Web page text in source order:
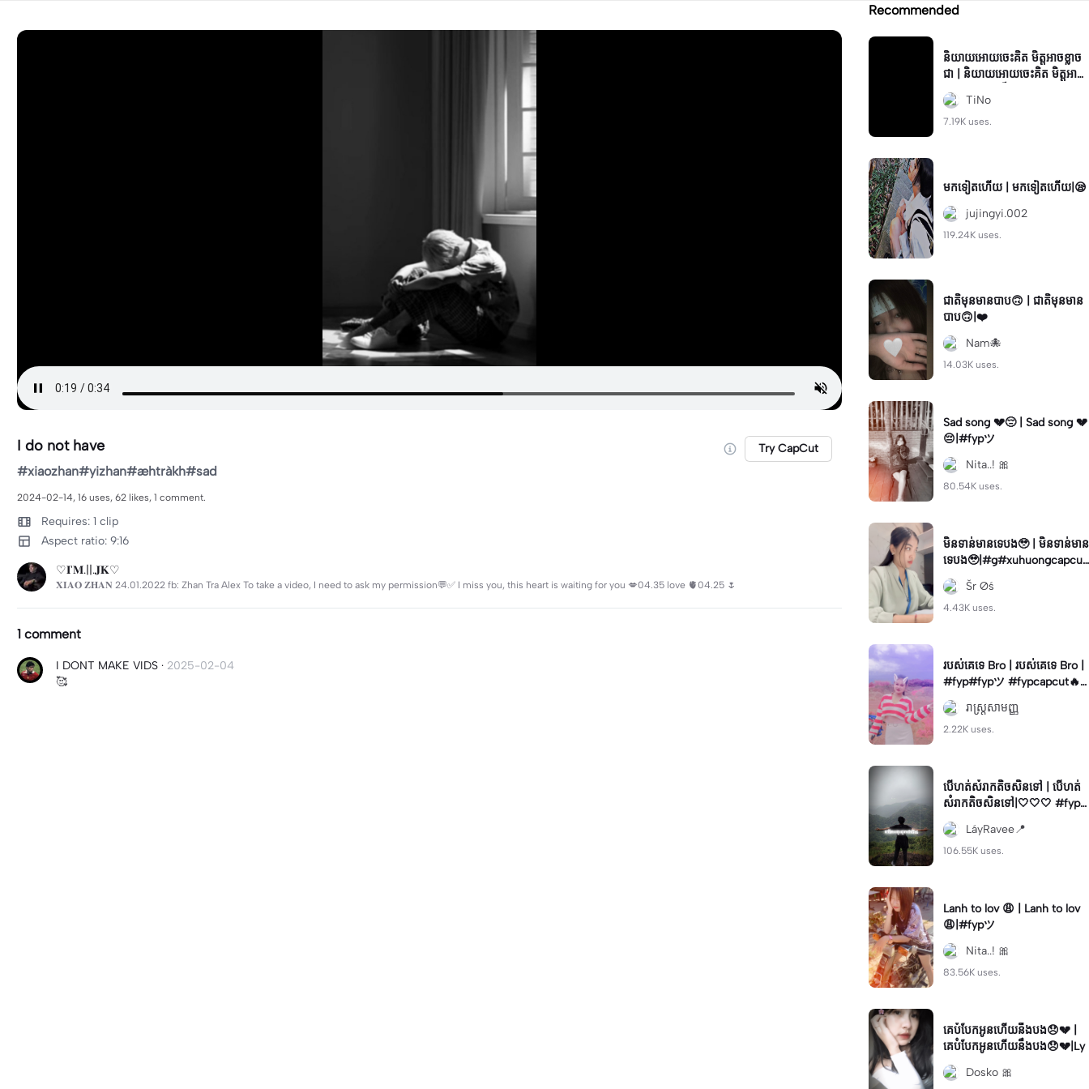
I do not have Try CapCut
#xiaozhan#yizhan#æhtràkh#sad
2024-02-14, 16 uses, 62 likes, 1 comment.
Requires: 1 clip
Aspect ratio: 9:16
♡︎𝐈'𝐌.||.𝐉𝐊♡︎
𝐗𝐈𝐀𝐎 𝐙𝐇𝐀𝐍 24.01.2022 fb: Zhan Tra Alex To take a video, I need to ask my permission💬✅ I miss you, this heart is waiting for you 💋04.35 love 🫀04.25 🌷
1 comment
I DONT MAKE VIDS · 2025-02-04
🥰
Recommended
និយាយអោយចេះគិត មិត្តអាចខ្លាច
ជា | និយាយអោយចេះគិត មិត្តអាច
ខ្លាចជា|សត្រូវក៏ថាបាន✌️🩴#follo
w&like❤
TiNo
7.19K uses.
មកទៀតហើយ | មកទៀតហើយ|😪
jujingyi.002
119.24K uses.
ជាតិមុនមានបាប🙃 | ជាតិមុនមាន
បាប🙃|❤️
Nam🐙
14.03K uses.
Sad song 💔😔 | Sad song 💔
😔|#fypツ⁠
Nita..! 🎀
80.54K uses.
មិនទាន់មានទេបង🥹 | មិនទាន់មាន
ទេបង🥹|#g#xuhuongcapcut
❤✔❎🎬
Šr Øś
4.43K uses.
របស់គេទេ Bro | របស់គេទេ Bro |
#fyp#fypツ⁠ #fypcapcut🔥
🔥🔥#gksad
រាស្រ្តសាមញ្ញ
2.22K uses.
បើហត់សំរាកតិចសិនទៅ | បើហត់
សំរាកតិចសិនទៅ|🤍🤍🤍 #fyp
LáyRavee📍
106.55K uses.
Lanh to lov 😩 | Lanh to lov
😩|#fypツ⁠
Nita..! 🎀
83.56K uses.
គេបំបែកអូនហើយនឹងបង😞💔 |
គេបំបែកអូនហើយនឹងបង😞💔|Ly
Dosko 🎀